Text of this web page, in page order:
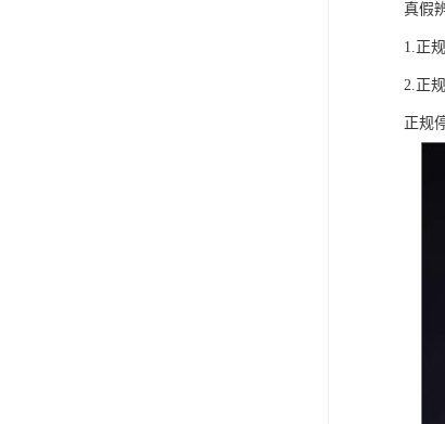
真假
1.正
2.正
正规